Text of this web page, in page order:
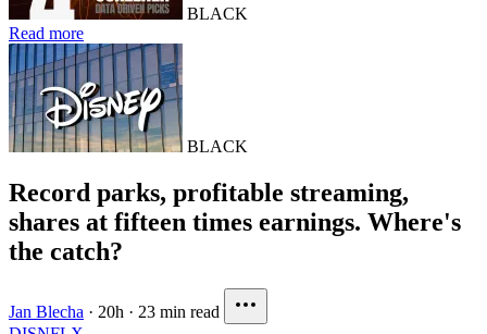
BLACK
Read more
BLACK
Record parks, profitable streaming,
shares at fifteen times earnings. Where's
the catch?
Jan Blecha · 20h · 23 min read